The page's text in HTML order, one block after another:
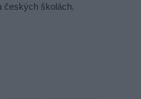
českých školách.